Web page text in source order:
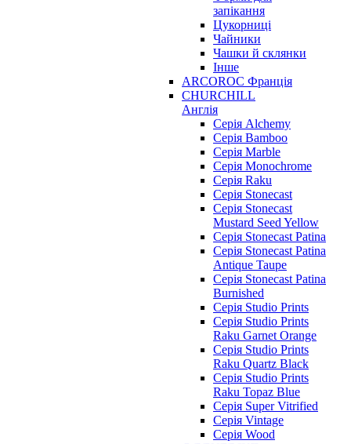
запікання
Цукорниці
Чайники
Чашки й склянки
Інше
ARCOROC Франція
CHURCHILL
Англія
Серія Alchemy
Серія Bamboo
Серія Marble
Серія Monochrome
Серія Raku
Серія Stonecast
Серія Stonecast
Mustard Seed Yellow
Серія Stonecast Patina
Серія Stonecast Patina
Antique Taupe
Серія Stonecast Patina
Burnished
Серія Studio Prints
Серія Studio Prints
Raku Garnet Orange
Серія Studio Prints
Raku Quartz Black
Серія Studio Prints
Raku Topaz Blue
Серія Super Vitrified
Серія Vintage
Серія Wood